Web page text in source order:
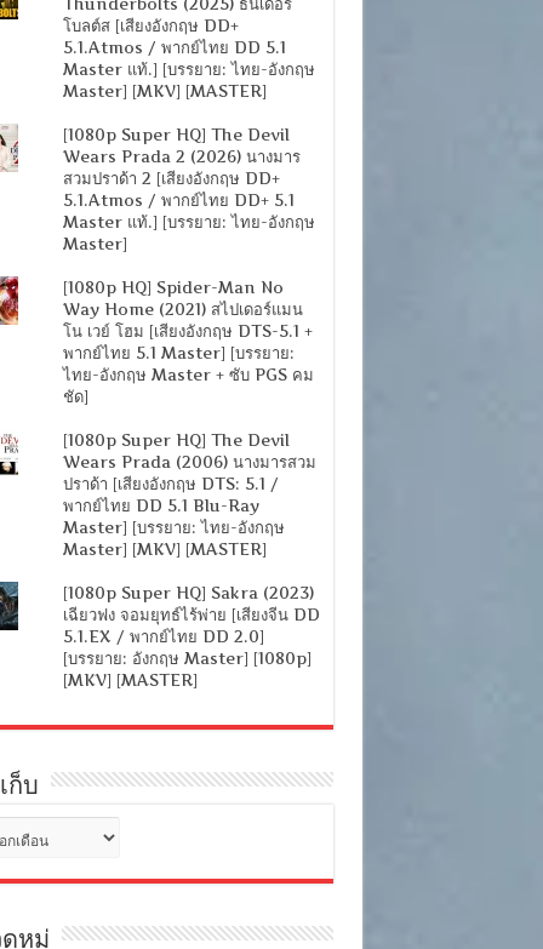
โบลต์ส [เสียงอังกฤษ DD+
5.1.Atmos / พากย์ไทย DD 5.1
Master แท้.] [บรรยาย: ไทย-อังกฤษ
Master] [MKV] [MASTER]
[1080p Super HQ] The Devil
Wears Prada 2 (2026) นางมาร
สวมปราด้า 2 [เสียงอังกฤษ DD+
5.1.Atmos / พากย์ไทย DD+ 5.1
Master แท้.] [บรรยาย: ไทย-อังกฤษ
Master]
[1080p HQ] Spider-Man No
Way Home (2021) สไปเดอร์แมน
โน เวย์ โฮม [เสียงอังกฤษ DTS-5.1 +
พากย์ไทย 5.1 Master] [บรรยาย:
ไทย-อังกฤษ Master + ซับ PGS คม
ชัด]
[1080p Super HQ] The Devil
Wears Prada (2006) นางมารสวม
ปราด้า [เสียงอังกฤษ DTS: 5.1 /
พากย์ไทย DD 5.1 Blu-Ray
Master] [บรรยาย: ไทย-อังกฤษ
Master] [MKV] [MASTER]
[1080p Super HQ] Sakra (2023)
เฉียวฟง จอมยุทธ์ไร้พ่าย [เสียงจีน DD
5.1.EX / พากย์ไทย DD 2.0]
[บรรยาย: อังกฤษ Master] [1080p]
[MKV] [MASTER]
ก็บ
หมู่